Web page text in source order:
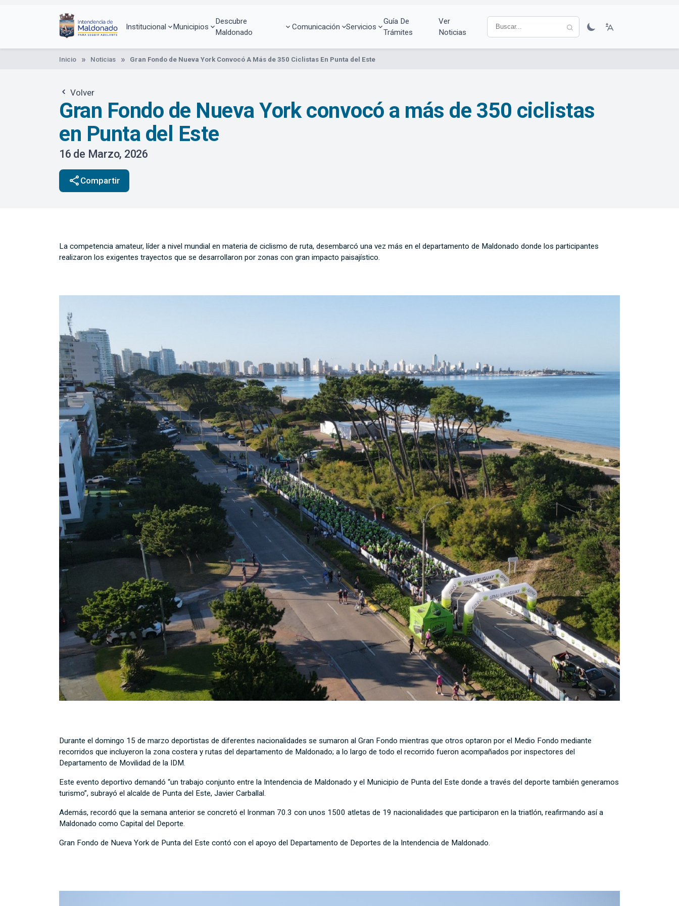
Institucional Municipios
Descubre
Maldonado
Comunicación Servicios
Guía De
Trámites
Ver
Noticias
Inicio Noticias Gran Fondo de Nueva York Convocó A Más de 350 Ciclistas En Punta del Este
Volver
Gran Fondo de Nueva York convocó a más de 350 ciclistas
en Punta del Este
16 de Marzo, 2026
share Compartir
La competencia amateur, líder a nivel mundial en materia de ciclismo de ruta, desembarcó una vez más en el departamento de Maldonado donde los participantes
realizaron los exigentes trayectos que se desarrollaron por zonas con gran impacto paisajístico.
Durante el domingo 15 de marzo deportistas de diferentes nacionalidades se sumaron al Gran Fondo mientras que otros optaron por el Medio Fondo mediante
recorridos que incluyeron la zona costera y rutas del departamento de Maldonado; a lo largo de todo el recorrido fueron acompañados por inspectores del
Departamento de Movilidad de la IDM.
Este evento deportivo demandó “un trabajo conjunto entre la Intendencia de Maldonado y el Municipio de Punta del Este donde a través del deporte también generamos
turismo”, subrayó el alcalde de Punta del Este, Javier Carballal.
Además, recordó que la semana anterior se concretó el Ironman 70.3 con unos 1500 atletas de 19 nacionalidades que participaron en la triatlón, reafirmando así a
Maldonado como Capital del Deporte.
Gran Fondo de Nueva York de Punta del Este contó con el apoyo del Departamento de Deportes de la Intendencia de Maldonado.